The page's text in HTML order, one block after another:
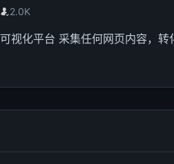
2.0K
视化平台 采集任何网页内容，